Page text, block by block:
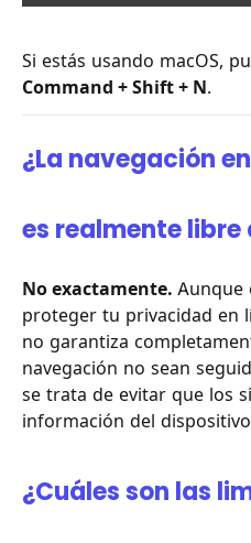
Si estás usando macOS,
Command + Shift + N.
¿La navegación
es realmente libre
No exactamente. Aunque
proteger tu privacidad en
no garantiza
navegación no sean
se trata de evitar que los
información del
¿Cuáles son las